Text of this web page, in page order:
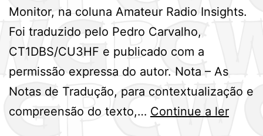
Monitor, na coluna Amateur Radio Insights.
Foi traduzido pelo Pedro Carvalho,
CT1DBS/CU3HF e publicado com a
permissão expressa do autor. Nota – As
Notas de Tradução, para contextualização e
compreensão do texto,… Continue a lerO